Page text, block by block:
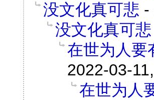
没文化真可悲 -
没文化真可悲
在世为人要
2022-03-
在世为人